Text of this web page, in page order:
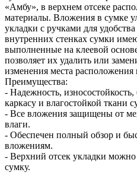
«Амбу», в верхнем отсеке
материалы. Вложения в сумке
укладки с ручками для
внутренних стенках сумки
выполненные на клеевой
позволяет их удалить или
изменения места
Преимущества:
- Надежность,
каркасу и влагостойкой ткани
- Все вложения защищены от
влаги.
- Обеспечен полный обзор и
вложениям.
- Верхний отсек укладки можно
сумку.